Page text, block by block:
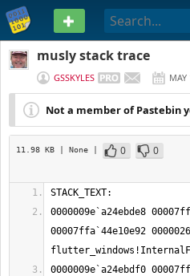
PASTEBIN
musly stack trace
GSSKYLES
Not a member of Pastebin
11.98 KB | None | 0
0
0000009e`a24ebde8
00007ffa`44e10e92
0000009e`a24ebdf0